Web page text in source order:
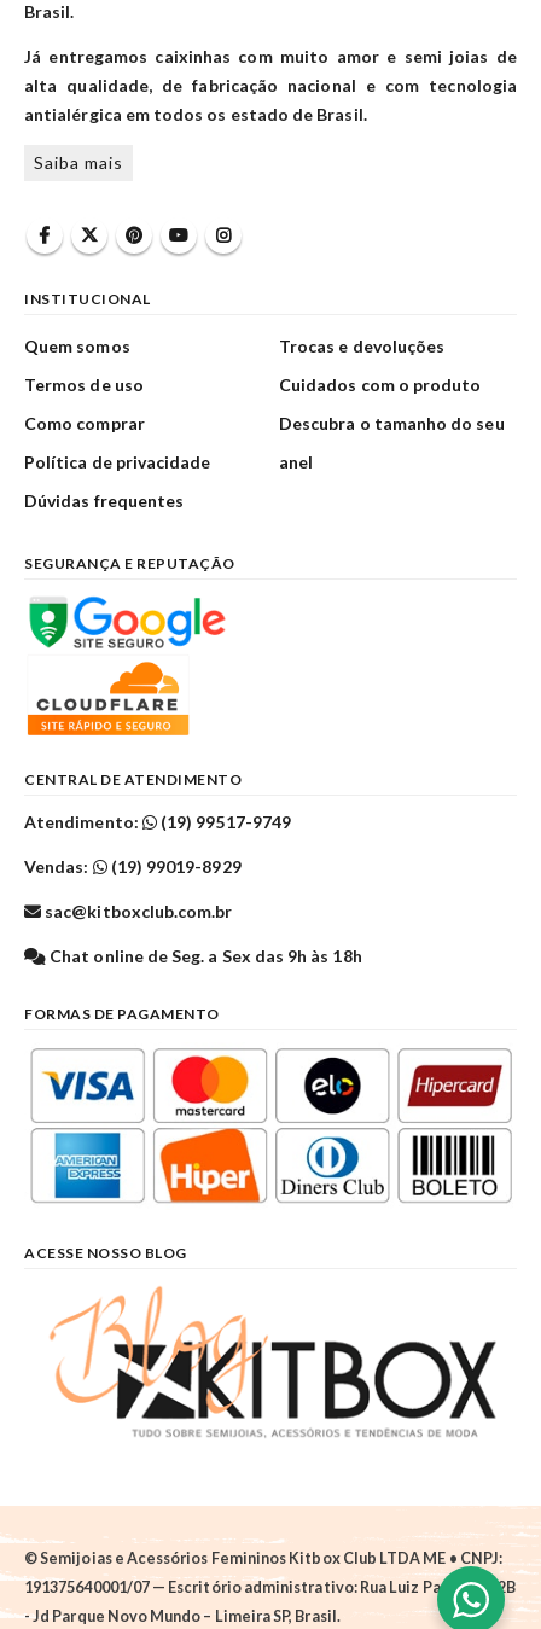
Brasil.
Já entregamos caixinhas com muito amor e semi joias de
alta qualidade, de fabricação nacional e com tecnologia
antialérgica em todos os estado de Brasil.
Saiba mais
INSTITUCIONAL
Quem somos
Termos de uso
Como comprar
Política de privacidade
Dúvidas frequentes
Trocas e devoluções
Cuidados com o produto
Descubra o tamanho do seu
anel
SEGURANÇA E REPUTAÇÃO
CENTRAL DE ATENDIMENTO
Atendimento: (19) 99517-9749
Vendas: (19) 99019-8929
sac@kitboxclub.com.br
Chat online de Seg. a Sex das 9h às 18h
FORMAS DE PAGAMENTO
ACESSE NOSSO BLOG
© Semijoias e Acessórios Femininos Kitbox Club LTDA ME • CNPJ:
191375640001/07 — Escritório administrativo: Rua Luiz Pantano, 62B
- Jd Parque Novo Mundo – Limeira SP, Brasil.